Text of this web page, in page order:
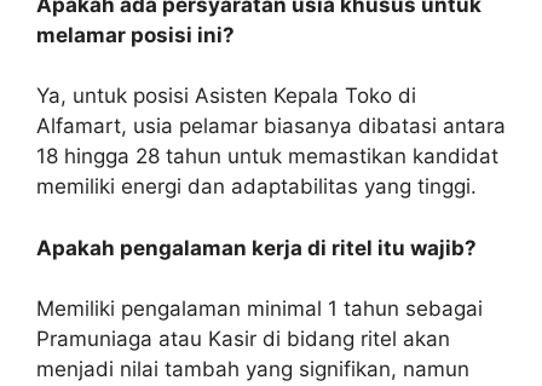
melamar posisi ini?
Ya, untuk posisi Asisten Kepala Toko di
Alfamart, usia pelamar biasanya dibatasi antara
18 hingga 28 tahun untuk memastikan kandidat
memiliki energi dan adaptabilitas yang tinggi.
Apakah pengalaman kerja di ritel itu wajib?
Memiliki pengalaman minimal 1 tahun sebagai
Pramuniaga atau Kasir di bidang ritel akan
menjadi nilai tambah yang signifikan, namun